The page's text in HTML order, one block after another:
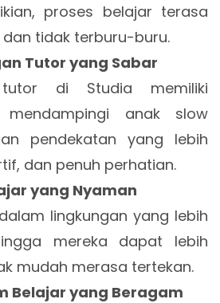
proses belajar terasa
tidak terburu-buru.
Tutor yang Sabar
di Studia memiliki
mendampingi anak slow
pendekatan yang lebih
dan penuh perhatian.
yang Nyaman
lingkungan yang lebih
mereka dapat lebih
mudah merasa tertekan.
Belajar yang Beragam